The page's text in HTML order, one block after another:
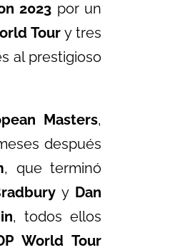
2023 por un
Toury tres
al prestigioso
Masters,
después
, que terminó
y Dan
, todos ellos
World Tour